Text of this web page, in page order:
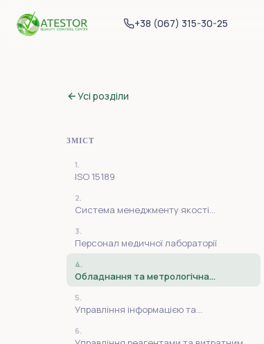
+38 (067) 315-30-25
Усі розділи
ЗМІСТ
1.
ISO 15189
2.
Система менеджменту якості
3.
Персонал медичної лабораторії
4.
Обладнання та метрологічна
5.
Управління інформацією та
ISO 15189
6.